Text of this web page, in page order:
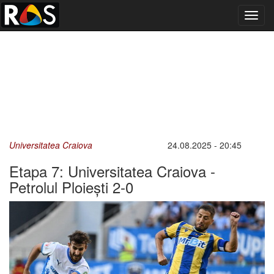
Universitatea Craiova 24.08.2025 - 20:45
Etapa 7: Universitatea Craiova -
Petrolul Ploiești 2-0